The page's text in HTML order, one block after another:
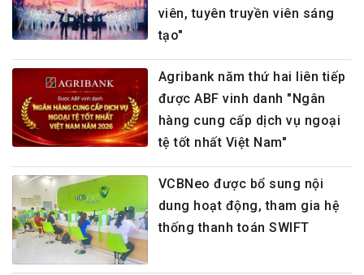
viên, tuyên truyền viên sáng
tạo"
Agribank năm thứ hai liên tiếp
được ABF vinh danh "Ngân
hàng cung cấp dịch vụ ngoại
tệ tốt nhất Việt Nam"
VCBNeo được bổ sung nội
dung hoạt động, tham gia hệ
thống thanh toán SWIFT